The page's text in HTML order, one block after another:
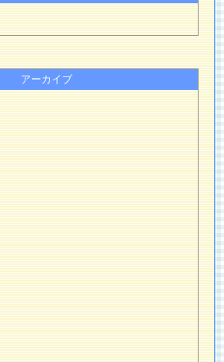
アーカイブ